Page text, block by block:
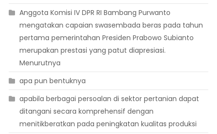
Anggota Komisi IV DPR RI Bambang Purwanto
mengatakan capaian swasembada beras pada tahun
pertama pemerintahan Presiden Prabowo Subianto
merupakan prestasi yang patut diapresiasi.
Menurutnya
apa pun bentuknya
apabila berbagai persoalan di sektor pertanian dapat
ditangani secara komprehensif dengan
menitikberatkan pada peningkatan kualitas produksi